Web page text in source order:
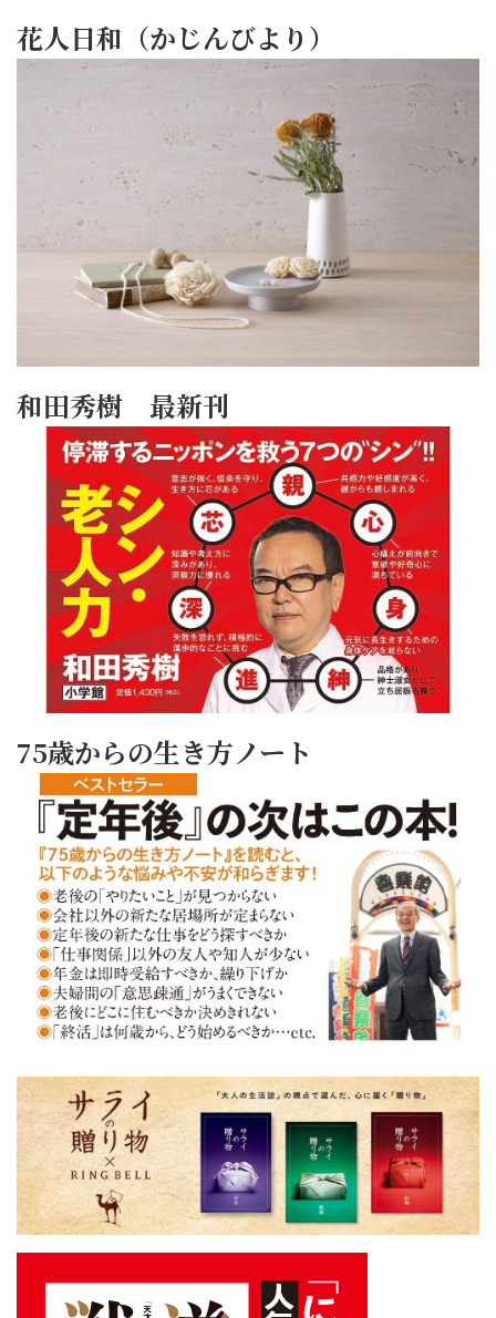
花人日和（かじんびより）
和田秀樹 最新刊
75歳からの生き方ノート